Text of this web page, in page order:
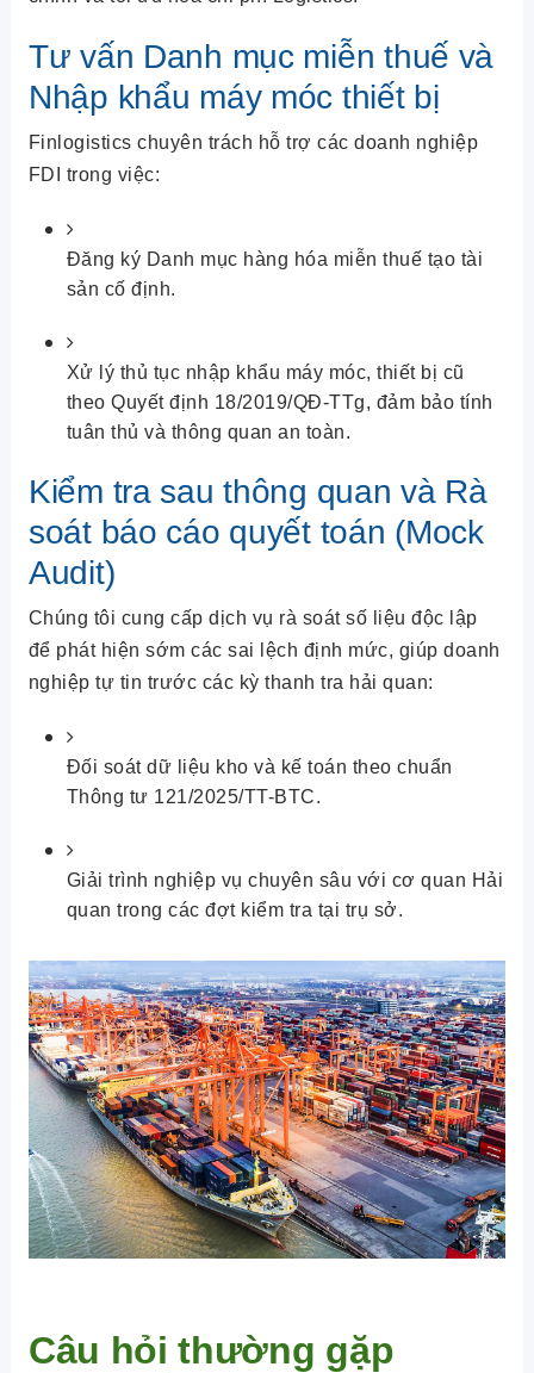
Tư vấn Danh mục miễn thuế và
Nhập khẩu máy móc thiết bị
Finlogistics chuyên trách hỗ trợ các doanh nghiệp
FDI trong việc:
Đăng ký Danh mục hàng hóa miễn thuế tạo tài
sản cố định.
Xử lý thủ tục nhập khẩu máy móc, thiết bị cũ
theo Quyết định 18/2019/QĐ-TTg, đảm bảo tính
tuân thủ và thông quan an toàn.
Kiểm tra sau thông quan và Rà
soát báo cáo quyết toán (Mock
Audit)
Chúng tôi cung cấp dịch vụ rà soát số liệu độc lập
để phát hiện sớm các sai lệch định mức, giúp doanh
nghiệp tự tin trước các kỳ thanh tra hải quan:
Đối soát dữ liệu kho và kế toán theo chuẩn
Thông tư 121/2025/TT-BTC.
Giải trình nghiệp vụ chuyên sâu với cơ quan Hải
quan trong các đợt kiểm tra tại trụ sở.
Câu hỏi thường gặp